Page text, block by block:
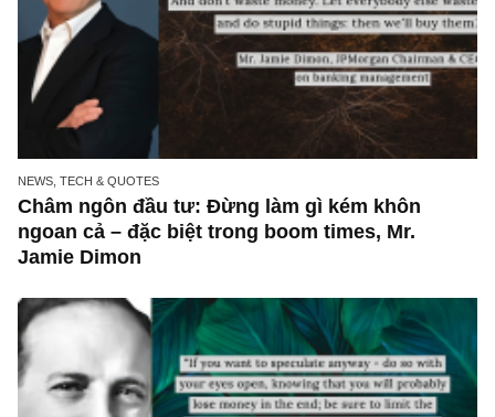
NEWS, TECH & QUOTES
Châm ngôn đầu tư: Đừng làm gì kém khôn
ngoan cả – đặc biệt trong boom times, Mr.